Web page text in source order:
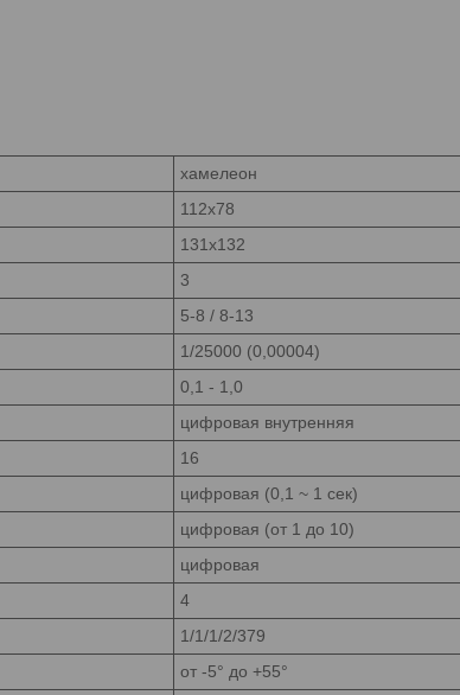
хамелеон
112x78
131x132
3
5-8 / 8-13
1/25000 (0,00004)
0,1 - 1,0
цифровая внутренняя
16
цифровая (0,1 ~ 1 сек)
цифровая (от 1 до 10)
цифровая
4
1/1/1/2/379
от -5° до +55°